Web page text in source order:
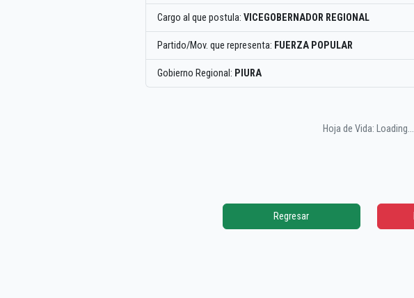
Cargo al que postula: VICEGOBERNADOR REGIONAL
Partido/Mov. que representa: FUERZA POPULAR
Gobierno Regional: PIURA
Hoja de Vida: Loading...
Regresar